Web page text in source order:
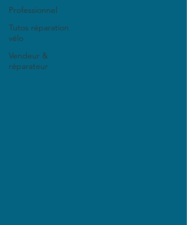
Professionnel
Tutos réparation
vélo
Vendeur &
réparateur